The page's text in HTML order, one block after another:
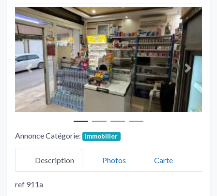
Précédent Suivant
Annonce Catégorie: Immobilier
Description Photos Carte
ref 911a